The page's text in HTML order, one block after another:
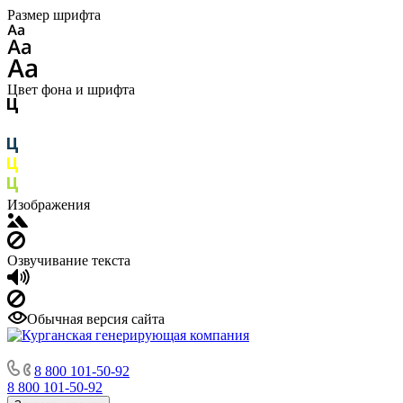
Размер шрифта
Цвет фона и шрифта
Изображения
Озвучивание текста
Обычная версия сайта
8 800 101-50-92
8 800 101-50-92